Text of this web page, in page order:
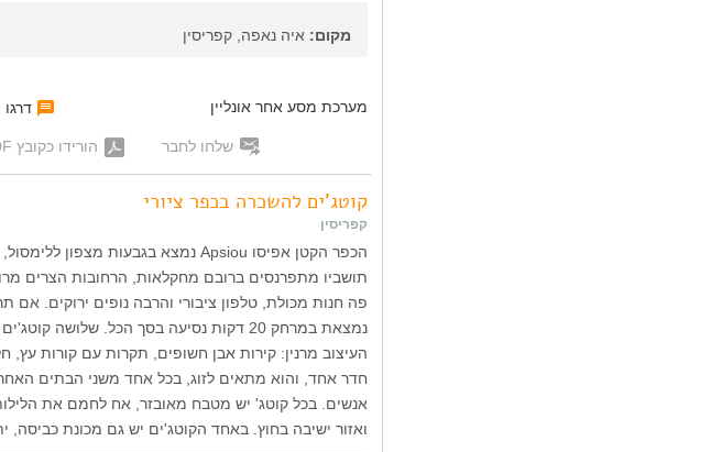
מקום: איה נאפה, קפריסין
מערכת מסע אחר אונליין
שלחו לחבר הורידו כקובץ PDF
קוטג'ים להשכרה בכפר ציורי
קפריסין
תושביו מתפרנסים ברובם מחקלאות, הרחובות הצרים
פה חנות מכולת, טלפון ציבורי והרבה נופים ירוקים.
נמצאת במרחק 20 דקות נסיעה בסך הכל.
העיצוב מרנין: קירות אבן חשופים, תקרות עם קורות
חדר אחד, והוא מתאים לזוג, בכל אחד משני הבתים
אנשים. בכל קוטג' יש מטבח מאובזר, אח לחמם את
ואזור ישיבה בחוץ. באחד הקוטג'ים יש גם מכונת כביסה,